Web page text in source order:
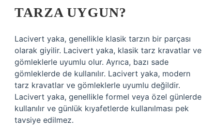
TARZA UYGUN?
Lacivert yaka, genellikle klasik tarzın bir parçası
olarak giyilir. Lacivert yaka, klasik tarz kravatlar ve
gömleklerle uyumlu olur. Ayrıca, bazı sade
gömleklerde de kullanılır. Lacivert yaka, modern
tarz kravatlar ve gömleklerle uyumlu değildir.
Lacivert yaka, genellikle formel veya özel günlerde
kullanılır ve günlük kıyafetlerde kullanılması pek
tavsiye edilmez.